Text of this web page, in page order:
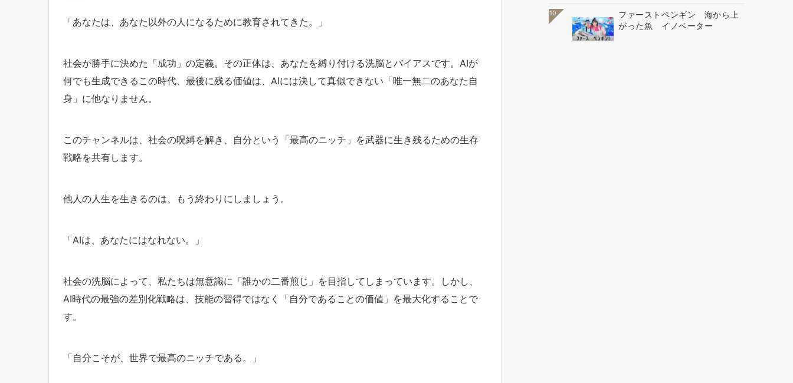
「あなたは、あなた以外の人になるために教育されてきた。」
社会が勝手に決めた「成功」の定義。その正体は、あなたを縛り付ける洗脳とバイアスです。AIが
何でも生成できるこの時代、最後に残る価値は、AIには決して真似できない「唯一無二のあなた自
身」に他なりません。
このチャンネルは、社会の呪縛を解き、自分という「最高のニッチ」を武器に生き残るための生存
戦略を共有します。
他人の人生を生きるのは、もう終わりにしましょう。
「AIは、あなたにはなれない。」
社会の洗脳によって、私たちは無意識に「誰かの二番煎じ」を目指してしまっています。しかし、
AI時代の最強の差別化戦略は、技能の習得ではなく「自分であることの価値」を最大化することで
す。
「自分こそが、世界で最高のニッチである。」
10
ファーストペンギン 海から上
がった魚 イノベーター